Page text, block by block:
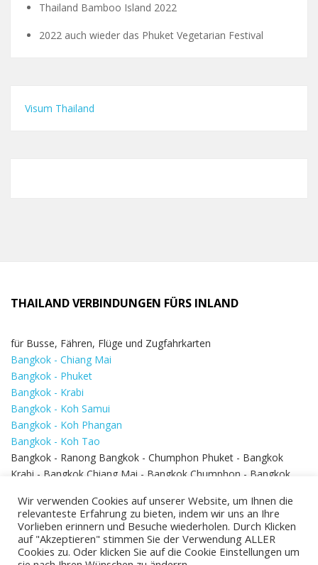
Thailand Bamboo Island 2022
2022 auch wieder das Phuket Vegetarian Festival
Visum Thailand
THAILAND VERBINDUNGEN FÜRS INLAND
für Busse, Fähren, Flüge und Zugfahrkarten
Bangkok - Chiang Mai
Bangkok - Phuket
Bangkok - Krabi
Bangkok - Koh Samui
Bangkok - Koh Phangan
Bangkok - Koh Tao
Bangkok - Ranong Bangkok - Chumphon Phuket - Bangkok
Krabi - Bangkok Chiang Mai - Bangkok Chumphon - Bangkok
Bangkok - Hua Hin
Wir verwenden Cookies auf unserer Website, um Ihnen die
relevanteste Erfahrung zu bieten, indem wir uns an Ihre
Vorlieben erinnern und Besuche wiederholen. Durch Klicken
auf "Akzeptieren" stimmen Sie der Verwendung ALLER
Cookies zu. Oder klicken Sie auf die Cookie Einstellungen um